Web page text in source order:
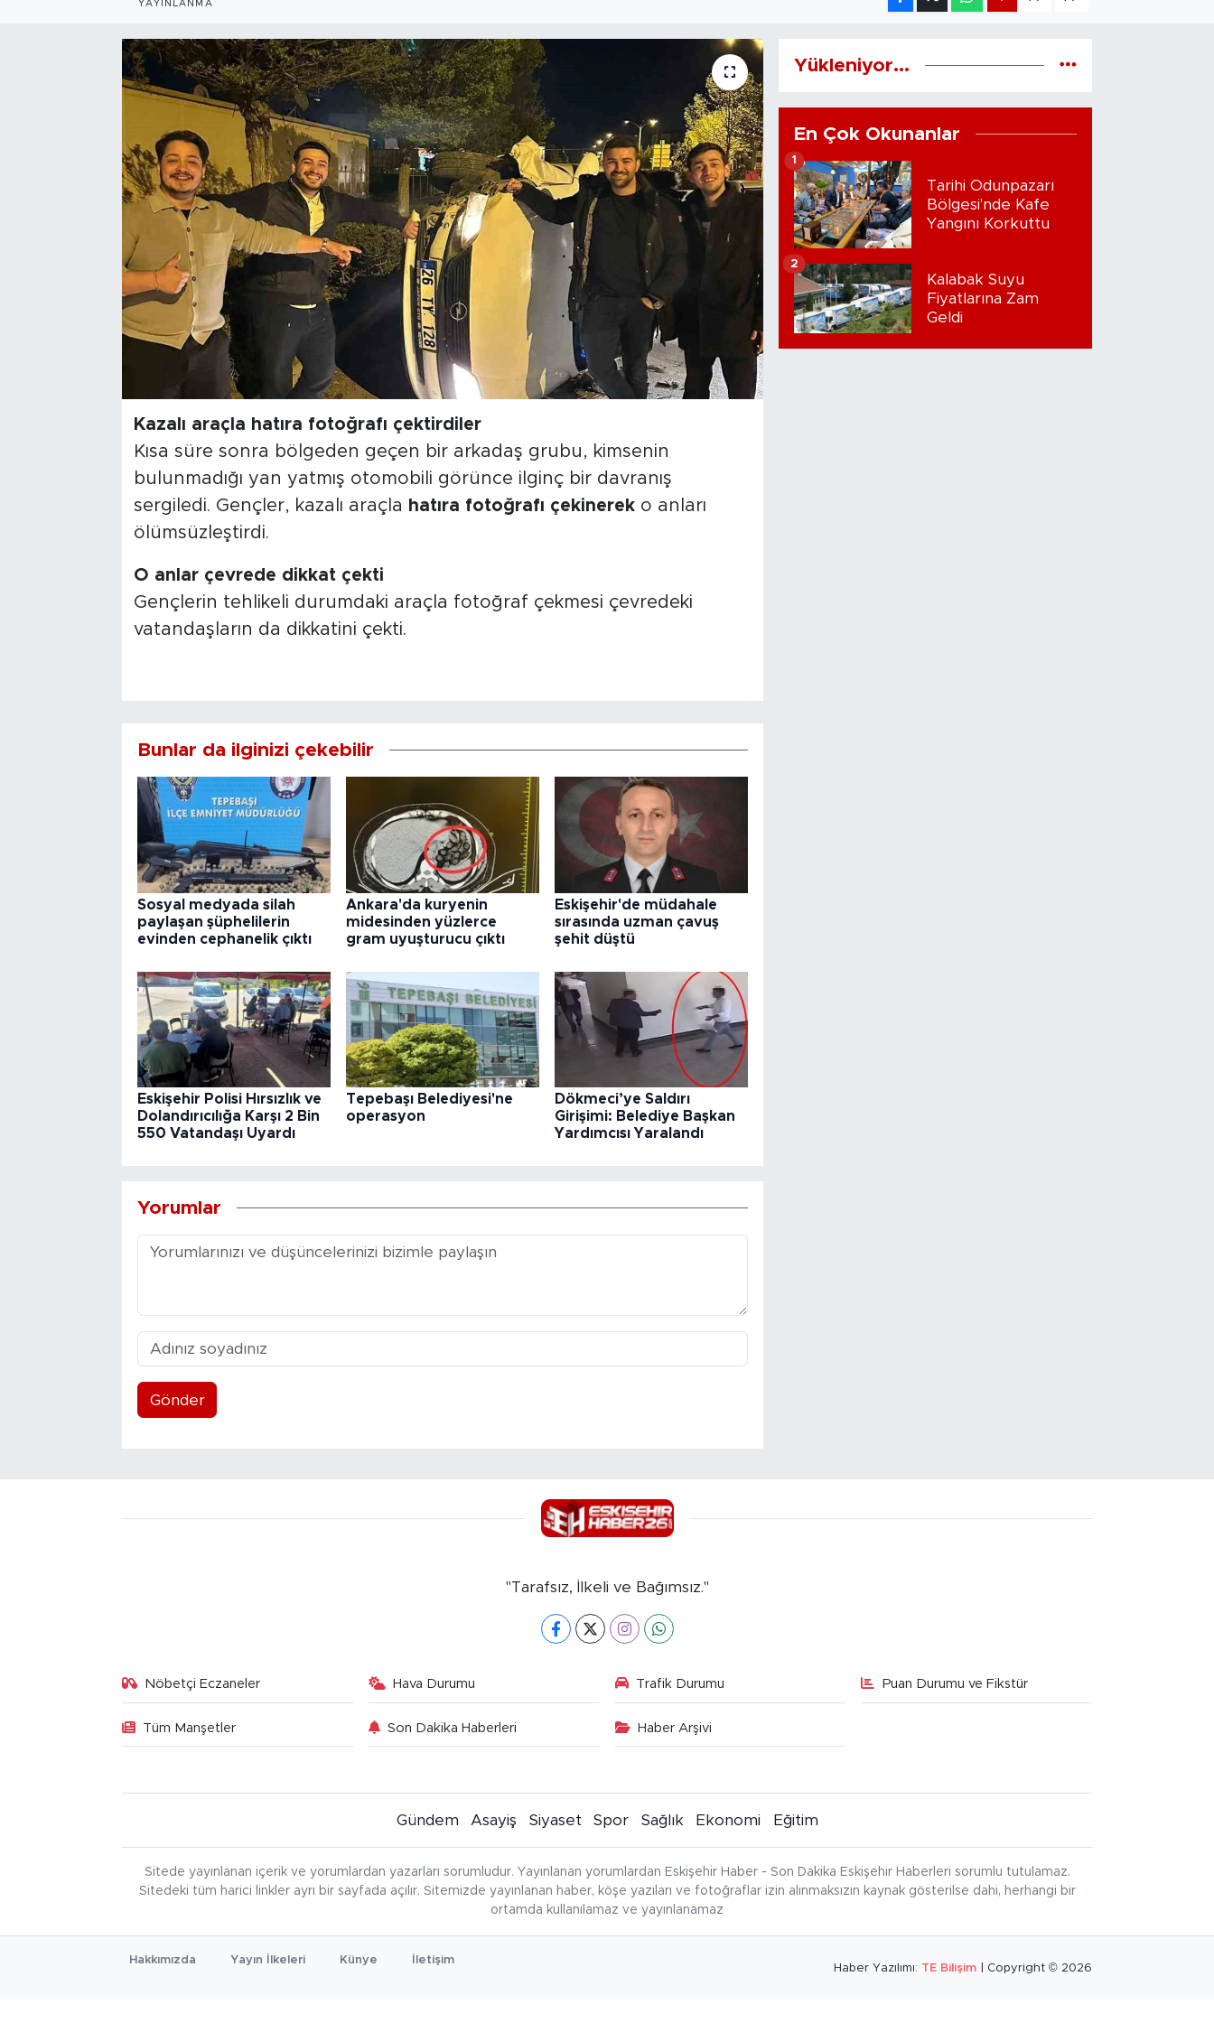
YAYINLANMA
Kazalı araçla hatıra fotoğrafı çektirdiler
Kısa süre sonra bölgeden geçen bir arkadaş grubu, kimsenin
bulunmadığı yan yatmış otomobili görünce ilginç bir davranış
sergiledi. Gençler, kazalı araçla hatıra fotoğrafı çekinereko anları
ölümsüzleştirdi.
O anlar çevrede dikkat çekti
Gençlerin tehlikeli durumdaki araçla fotoğraf çekmesi çevredeki
vatandaşların da dikkatini çekti.
Bunlar da ilginizi çekebilir
Sosyal medyada silah
paylaşan şüphelilerin
evinden cephanelik çıktı
Ankara'da kuryenin
midesinden yüzlerce
gram uyuşturucu çıktı
Eskişehir'de müdahale
sırasında uzman çavuş
şehit düştü
Eskişehir Polisi Hırsızlık ve
Dolandırıcılığa Karşı 2 Bin
550 Vatandaşı Uyardı
Tepebaşı Belediyesi'ne
operasyon
Dökmeci’ye Saldırı
Girişimi: Belediye Başkan
Yardımcısı Yaralandı
Yorumlar
Gönder
Yükleniyor...
En Çok Okunanlar
Tarihi Odunpazarı
Bölgesi'nde Kafe
Yangını Korkuttu
1
Kalabak Suyu
Fiyatlarına Zam
Geldi
2
"Tarafsız, İlkeli ve Bağımsız."
Nöbetçi Eczaneler Hava Durumu Trafik Durumu Puan Durumu ve Fikstür
Tüm Manşetler Son Dakika Haberleri Haber Arşivi
Gündem Asayiş Siyaset Spor Sağlık Ekonomi Eğitim
Sitede yayınlanan içerik ve yorumlardan yazarları sorumludur. Yayınlanan yorumlardan Eskişehir Haber - Son Dakika Eskişehir Haberleri sorumlu tutulamaz.
Sitedeki tüm harici linkler ayrı bir sayfada açılır. Sitemizde yayınlanan haber, köşe yazıları ve fotoğraflar izin alınmaksızın kaynak gösterilse dahi, herhangi bir
ortamda kullanılamaz ve yayınlanamaz
Hakkımızda Yayın İlkeleri Künye İletişim
Haber Yazılımı: TE Bilişim | Copyright © 2026
Teknoloji